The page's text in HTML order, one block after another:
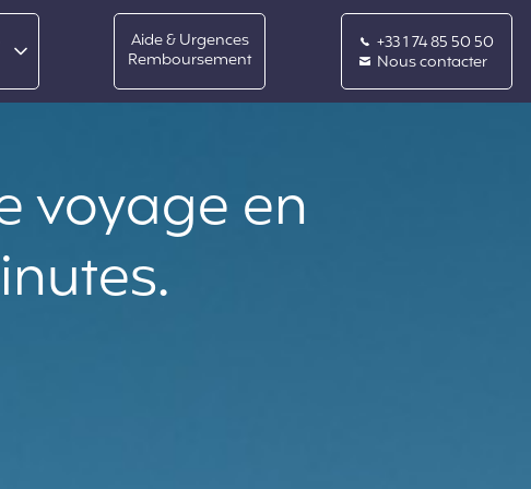
Aide & Urgences
Remboursement
+33 1 74 85 50 50
Nous contacter
voyage en